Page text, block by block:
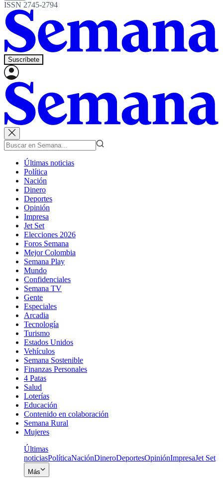
ISSN 2745-2794
Suscríbete
Últimas noticias
Política
Nación
Dinero
Deportes
Opinión
Impresa
Jet Set
Elecciones 2026
Foros Semana
Mejor Colombia
Semana Play
Mundo
Confidenciales
Semana TV
Gente
Especiales
Arcadia
Tecnología
Turismo
Estados Unidos
Vehículos
Semana Sostenible
Finanzas Personales
4 Patas
Salud
Loterías
Educación
Contenido en colaboración
Semana Rural
Mujeres
Últimas
noticiasPolíticaNaciónDineroDeportesOpiniónImpresaJet Set
Más